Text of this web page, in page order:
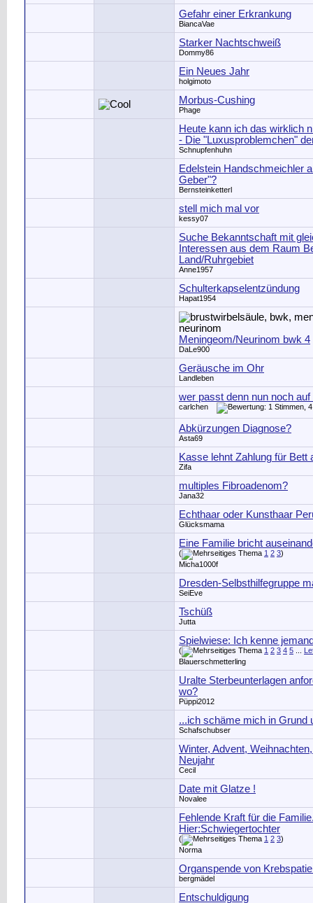
Gefahr einer Erkrankung
BiancaVae
Starker Nachtschweiß
Dommy86
Ein Neues Jahr
holgimoto
Morbus-Cushing
Phage
Heute kann ich das wirklich
- Die "Luxusproblemchen"
Schnupfenhuhn
Edelstein Handschmeichler
Geber"?
Bernsteinketterl
stell mich mal vor
kessy07
Suche Bekanntschaft mit
Interessen aus dem Raum
Land/Ruhrgebiet
Anne1957
Schulterkapselentzündung
Hapat1954
Meningeom/Neurinom bwk 4
DaLe900
Geräusche im Ohr
Landleben
wer passt denn nun noch auf
carlchen
Abkürzungen Diagnose?
Asta69
Kasse lehnt Zahlung für Bett
Zifa
multiples Fibroadenom?
Jana32
Echthaar oder Kunsthaar
Glücksmama
Eine Familie bricht
( 1 2 3)
Micha1000f
Dresden-Selbsthilfegruppe
SeiEve
Tschüß
Jutta
Spielwiese: Ich kenne
( 1 2 3 4 5
Blauerschmetterling
Uralte Sterbeunterlagen
wo?
Püppi2012
...ich schäme mich in Grund
Schafschubser
Winter, Advent,
Neujahr
Cecil
Date mit Glatze !
Novalee
Fehlende Kraft für die
Hier:Schwiegertochter
( 1 2 3)
Norma
Organspende von
bergmädel
Entschuldigung